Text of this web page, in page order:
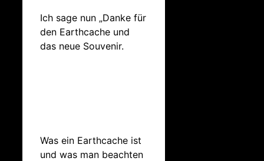
Ich sage nun „Danke für
den Earthcache und
das neue Souvenir.
Was ein Earthcache ist
und was man beachten